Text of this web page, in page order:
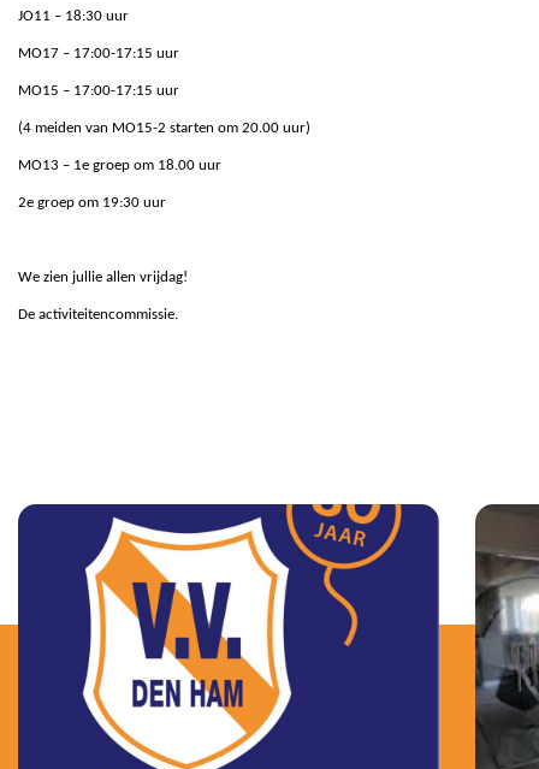
JO11 – 18:30 uur
MO17 – 17:00-17:15 uur
MO15 – 17:00-17:15 uur
(4 meiden van MO15-2 starten om 20.00 uur)
MO13 – 1e groep om 18.00 uur
2e groep om 19:30 uur
We zien jullie allen vrijdag!
De activiteitencommissie.